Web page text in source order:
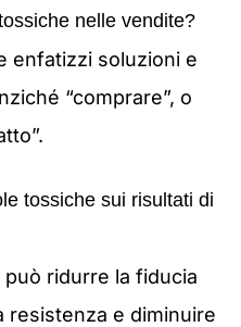
nelle vendite?
enfatizzi soluzioni e
“comprare”, o
tossiche sui risultati di
può ridurre la fiducia
resistenza e diminuire